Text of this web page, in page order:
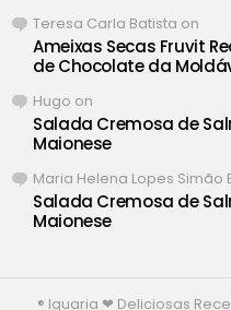
Teresa Carla Batista on
Ameixas Secas Fruvit
de Chocolate da
Hugo on
Salada Cremosa de
Maionese
Maria Helena Lopes Simão
Salada Cremosa de
Maionese
® Iguaria ❤ Deliciosas